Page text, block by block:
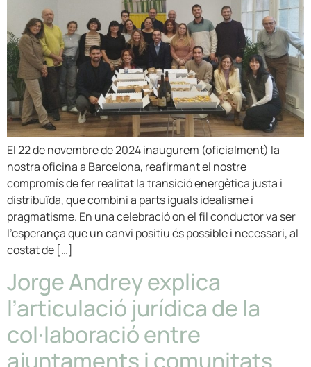
El 22 de novembre de 2024 inaugurem (oficialment) la
nostra oficina a Barcelona, reafirmant el nostre
compromís de fer realitat la transició energètica justa i
distribuïda, que combini a parts iguals idealisme i
pragmatisme. En una celebració on el fil conductor va ser
l’esperança que un canvi positiu és possible i necessari, al
costat de […]
Jorge Andrey explica
l’articulació jurídica de la
col·laboració entre
ajuntaments i comunitats